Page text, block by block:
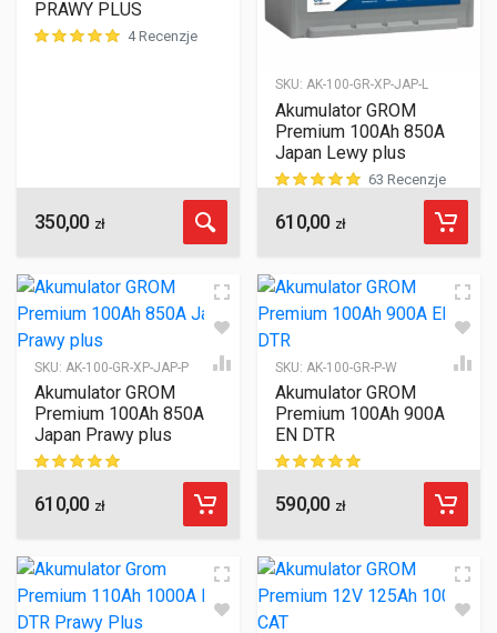
PRAWY PLUS
4 Recenzje
350,00 zł
SKU: AK-100-GR-XP-JAP-L
Akumulator GROM
Premium 100Ah 850A
Japan Lewy plus
ocen klientów
63 Recenzje
610,00 zł
SKU: AK-100-GR-XP-JAP-P
Akumulator GROM
Premium 100Ah 850A
Japan Prawy plus
ocen klientów
610,00 zł
SKU: AK-100-GR-P-W
Akumulator GROM
Premium 100Ah 900A
EN DTR
ocen klientów
590,00 zł